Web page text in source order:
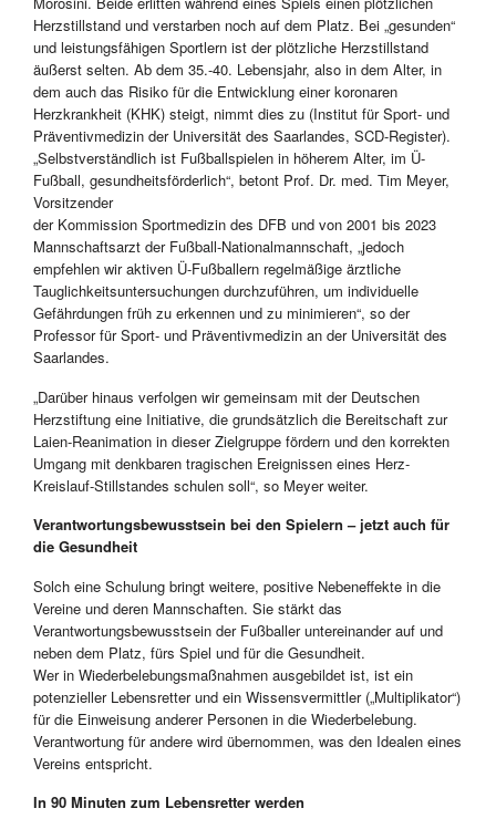
Herzstillstand und verstarben noch auf dem Platz. Bei „gesunden“
und leistungsfähigen Sportlern ist der plötzliche Herzstillstand
äußerst selten. Ab dem 35.-40. Lebensjahr, also in dem Alter, in
dem auch das Risiko für die Entwicklung einer koronaren
Herzkrankheit (KHK) steigt, nimmt dies zu (Institut für Sport- und
Präventivmedizin der Universität des Saarlandes, SCD-Register).
„Selbstverständlich ist Fußballspielen in höherem Alter, im Ü-
Fußball, gesundheitsförderlich“, betont Prof. Dr. med. Tim Meyer,
Vorsitzender
der Kommission Sportmedizin des DFB und von 2001 bis 2023
Mannschaftsarzt der Fußball-Nationalmannschaft, „jedoch
empfehlen wir aktiven Ü-Fußballern regelmäßige ärztliche
Tauglichkeitsuntersuchungen durchzuführen, um individuelle
Gefährdungen früh zu erkennen und zu minimieren“, so der
Professor für Sport- und Präventivmedizin an der Universität des
Saarlandes.
„Darüber hinaus verfolgen wir gemeinsam mit der Deutschen
Herzstiftung eine Initiative, die grundsätzlich die Bereitschaft zur
Laien-Reanimation in dieser Zielgruppe fördern und den korrekten
Umgang mit denkbaren tragischen Ereignissen eines Herz-
Kreislauf-Stillstandes schulen soll“, so Meyer weiter.
Verantwortungsbewusstsein bei den Spielern – jetzt auch für
die Gesundheit
Solch eine Schulung bringt weitere, positive Nebeneffekte in die
Vereine und deren Mannschaften. Sie stärkt das
Verantwortungsbewusstsein der Fußballer untereinander auf und
neben dem Platz, fürs Spiel und für die Gesundheit.
Wer in Wiederbelebungsmaßnahmen ausgebildet ist, ist ein
potenzieller Lebensretter und ein Wissensvermittler („Multiplikator“)
für die Einweisung anderer Personen in die Wiederbelebung.
Verantwortung für andere wird übernommen, was den Idealen eines
Vereins entspricht.
In 90 Minuten zum Lebensretter werden